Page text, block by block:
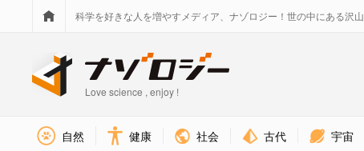
科学を好きな人を増やすメディア、ナゾロジー！世の中にある沢
Love science , enjoy !
自然 健康 社会 古代 宇宙